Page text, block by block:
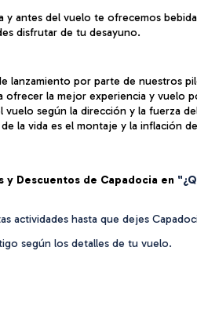
y antes del vuelo te ofrecemos
disfrutar de tu desayuno.
lanzamiento por parte de nuestros
ofrecer la mejor experiencia y vuelo
vuelo según la dirección y la fuerza
la vida es el montaje y la inflación
y Descuentos de Capadocia en
actividades hasta que dejes
según los detalles de tu vuelo.